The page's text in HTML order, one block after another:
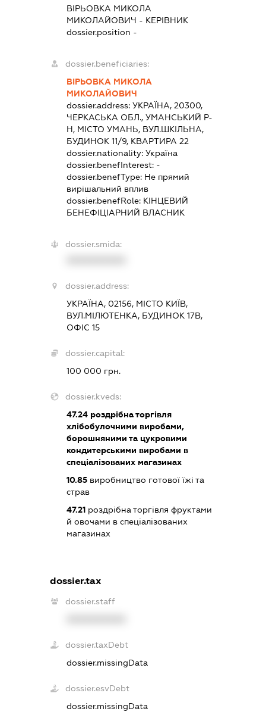
ВІРЬОВКА МИКОЛА
МИКОЛАЙОВИЧ - КЕРІВНИК
dossier.position -
dossier.beneficiaries:
ВІРЬОВКА МИКОЛА
МИКОЛАЙОВИЧ
dossier.address:УКРАЇНА, 20300,
ЧЕРКАСЬКА ОБЛ., УМАНСЬКИЙ Р-
Н, МІСТО УМАНЬ, ВУЛ.ШКІЛЬНА,
БУДИНОК 11/9, КВАРТИРА 22
dossier.nationality:Україна
dossier.benefInterest: -
dossier.benefType: Не прямий
вирішальний вплив
dossier.benefRole: КІНЦЕВИЙ
БЕНЕФІЦІАРНИЙ ВЛАСНИК
dossier.smida:
dossier.address:
УКРАЇНА, 02156, МІСТО КИЇВ,
ВУЛ.МІЛЮТЕНКА, БУДИНОК 17В,
ОФІС 15
dossier.capital:
100 000 грн.
dossier.kveds:
47.24 роздрібна торгівля
хлібобулочними виробами,
борошняними та цукровими
кондитерськими виробами в
спеціалізованих магазинах
10.85 виробництво готової їжі та
страв
47.21 роздрібна торгівля фруктами
й овочами в спеціалізованих
магазинах
dossier.tax
dossier.staff
dossier.taxDebt
dossier.missingData
dossier.esvDebt
dossier.missingData